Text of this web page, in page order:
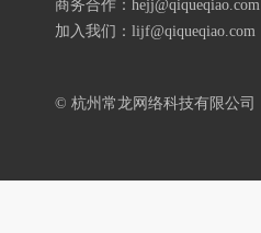
商务合作：hejj@qiqueqiao.com
加入我们：lijf@qiqueqiao.com
© 杭州常龙网络科技有限公司